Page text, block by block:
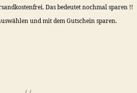
Das bedeutet nochmal sparen !!
und mit dem Gutschein sparen.